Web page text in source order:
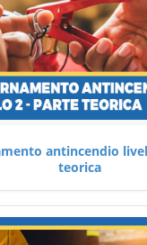
antincendio
teorica